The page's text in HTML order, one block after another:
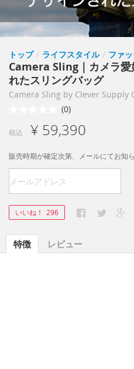
トップ / ライフスタイル / ファ
Camera Sling｜カメラ愛
れたスリングバッグ
Camera Sling by Clever Supply
(0)
税込 ¥ 59,390
販売時期が確定次第、メールにてお知ら
いいね！ 296
特徴 レビュー